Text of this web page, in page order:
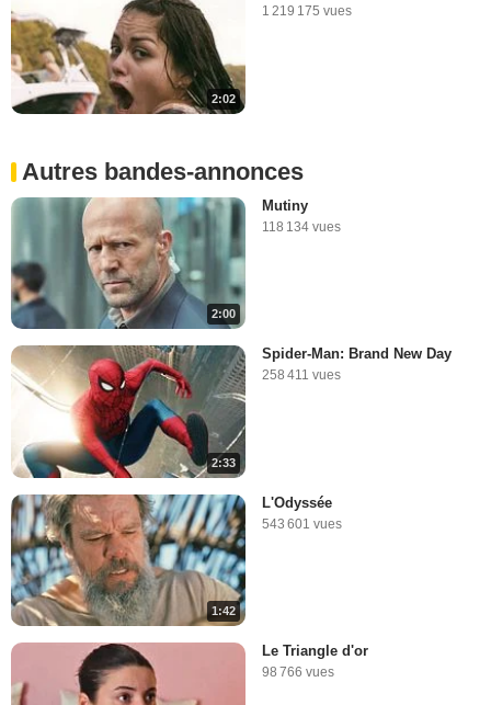
2:02
1 219 175 vues
Autres bandes-annonces
2:00
Mutiny
118 134 vues
2:33
Spider-Man: Brand New Day
258 411 vues
1:42
L'Odyssée
543 601 vues
Le Triangle d'or
98 766 vues